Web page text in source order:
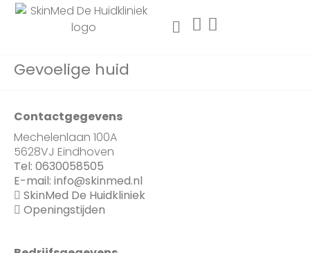
Gevoelige huid
Contactgegevens
Mechelenlaan 100A
5628VJ Eindhoven
Tel: 0630058505
E-mail: info@skinmed.nl
SkinMed De Huidkliniek
Openingstijden